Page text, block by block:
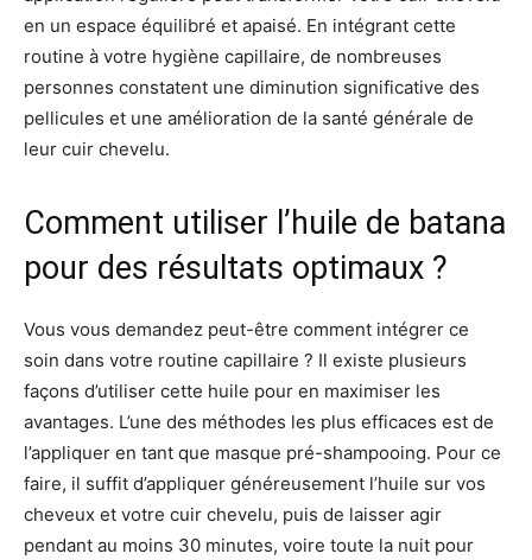
en un espace équilibré et apaisé. En intégrant cette
routine à votre hygiène capillaire, de nombreuses
personnes constatent une diminution significative des
pellicules et une amélioration de la santé générale de
leur cuir chevelu.
Comment utiliser l’huile de batana
pour des résultats optimaux ?
Vous vous demandez peut-être comment intégrer ce
soin dans votre routine capillaire ? Il existe plusieurs
façons d’utiliser cette huile pour en maximiser les
avantages. L’une des méthodes les plus efficaces est de
l’appliquer en tant que masque pré-shampooing. Pour ce
faire, il suffit d’appliquer généreusement l’huile sur vos
cheveux et votre cuir chevelu, puis de laisser agir
pendant au moins 30 minutes, voire toute la nuit pour